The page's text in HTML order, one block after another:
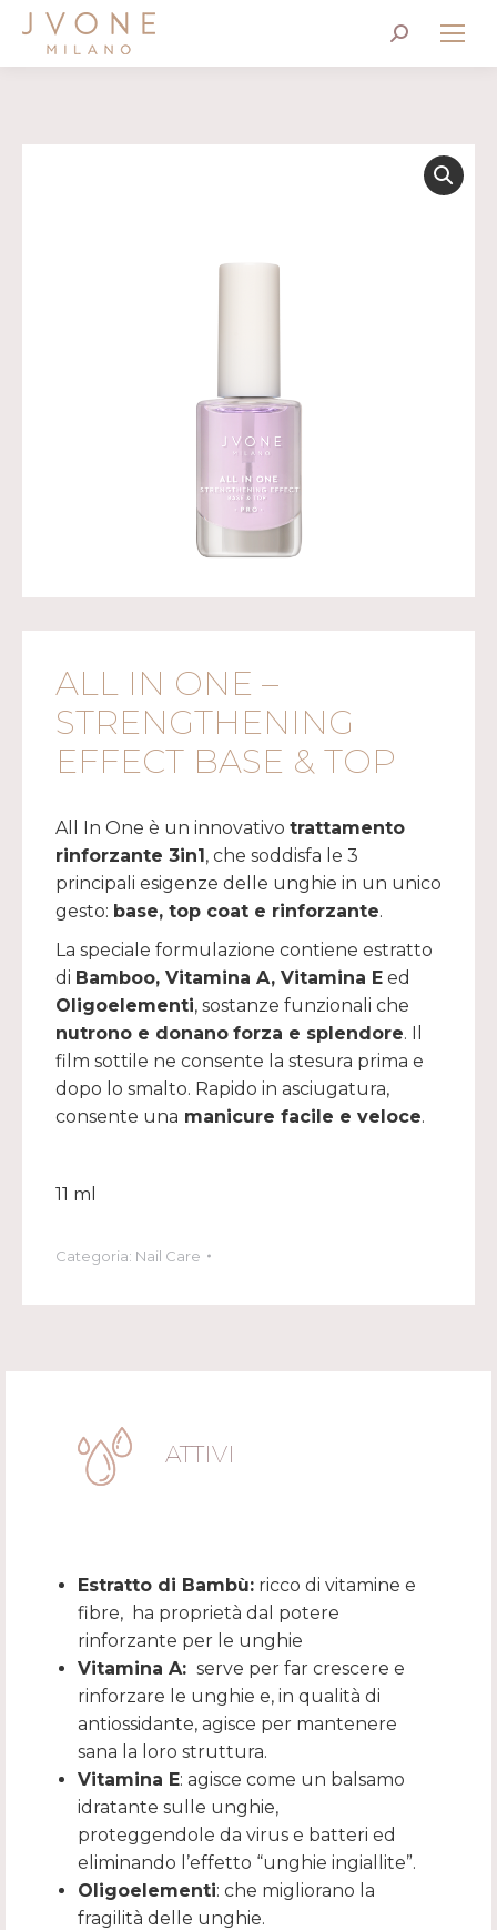
Cerca:
ALL IN ONE –
STRENGTHENING
EFFECT BASE & TOP
All In One è un innovativo trattamento
rinforzante 3in1, che soddisfa le 3
principali esigenze delle unghie in un unico
gesto: base, top coat e rinforzante.
La speciale formulazione contiene estratto
di Bamboo, Vitamina A, Vitamina E ed
Oligoelementi, sostanze funzionali che
nutrono e donano forza e splendore. Il
film sottile ne consente la stesura prima e
dopo lo smalto. Rapido in asciugatura,
consente una manicure facile e veloce.
11 ml
Categoria: Nail Care
ATTIVI
Estratto di Bambù: ricco di vitamine e
fibre, ha proprietà dal potere
rinforzante per le unghie
Vitamina A: serve per far crescere e
rinforzare le unghie e, in qualità di
antiossidante, agisce per mantenere
sana la loro struttura.
Vitamina E: agisce come un balsamo
idratante sulle unghie,
proteggendole da virus e batteri ed
eliminando l’effetto “unghie ingiallite”.
Oligoelementi: che migliorano la
fragilità delle unghie.